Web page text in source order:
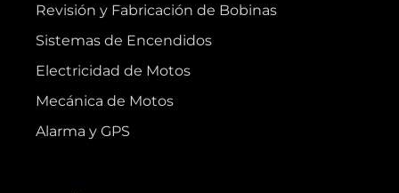
Revisión y Fabricación de Bobinas
Sistemas de Encendidos
Electricidad de Motos
Mecánica de Motos
Alarma y GPS